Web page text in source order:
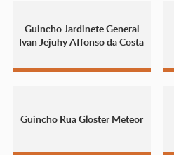
Guincho Jardinete General
Ivan Jejuhy Affonso da Costa
Guincho Rua Gloster Meteor